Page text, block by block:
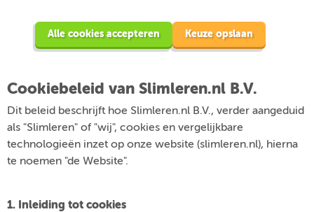
Alle cookies accepteren Keuze opslaan
Cookiebeleid van Slimleren.nl B.V.
Dit beleid beschrijft hoe Slimleren.nl B.V., verder aangeduid
als "Slimleren" of "wij", cookies en vergelijkbare
technologieën inzet op onze website (slimleren.nl), hierna
te noemen "de Website".
1. Inleiding tot cookies